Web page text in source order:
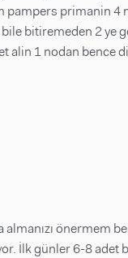
primanin 4
bitiremeden 2 ye
alin 1 nodan bence
önermem
İlk günler 6-8